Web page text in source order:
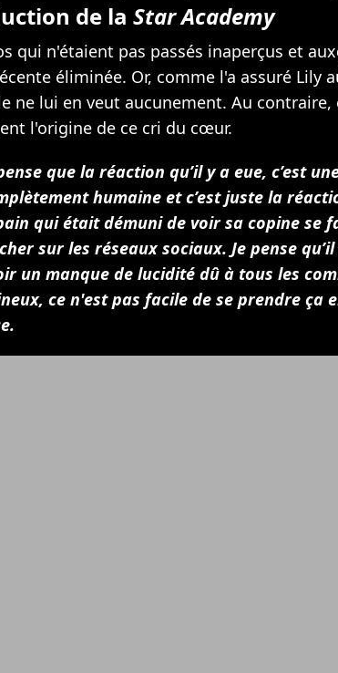
de la Star Academy
qui n'étaient pas passés inaperçus et
éliminée. Or, comme l'a assuré Lily
ne lui en veut aucunement. Au contraire,
l'origine de ce cri du cœur.
que la réaction qu’il y a eue, c’est
humaine et c’est juste la
qui était démuni de voir sa copine se
sur les réseaux sociaux. Je pense
un manque de lucidité dû à tous les
ce n'est pas facile de se prendre ça